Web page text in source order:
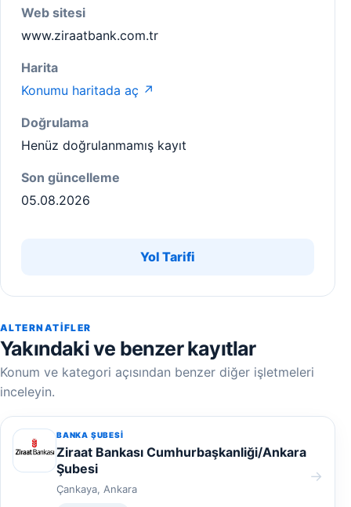
Web sitesi
www.ziraatbank.com.tr
Harita
Konumu haritada aç ↗
Doğrulama
Henüz doğrulanmamış kayıt
Son güncelleme
05.08.2026
Yol Tarifi
ALTERNATIFLER
Yakındaki ve benzer kayıtlar
Konum ve kategori açısından benzer diğer işletmeleri
inceleyin.
BANKA ŞUBESI
Ziraat Bankası Cumhurbaşkanliği/Ankara
Şubesi
Çankaya, Ankara
→